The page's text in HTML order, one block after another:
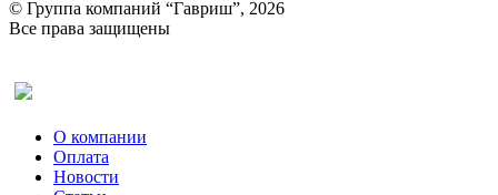
© Группа компаний “Гавриш”, 2026
Все права защищены
О компании
Оплата
Новости